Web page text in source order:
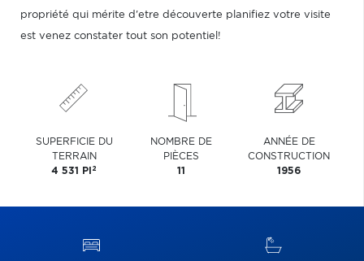
propriété qui mérite d'etre découverte planifiez votre visite
est venez constater tout son potentiel!
SUPERFICIE DU
TERRAIN
4 531 PI 2
NOMBRE DE
PIÈCES
11
ANNÉE DE
CONSTRUCTION
1956